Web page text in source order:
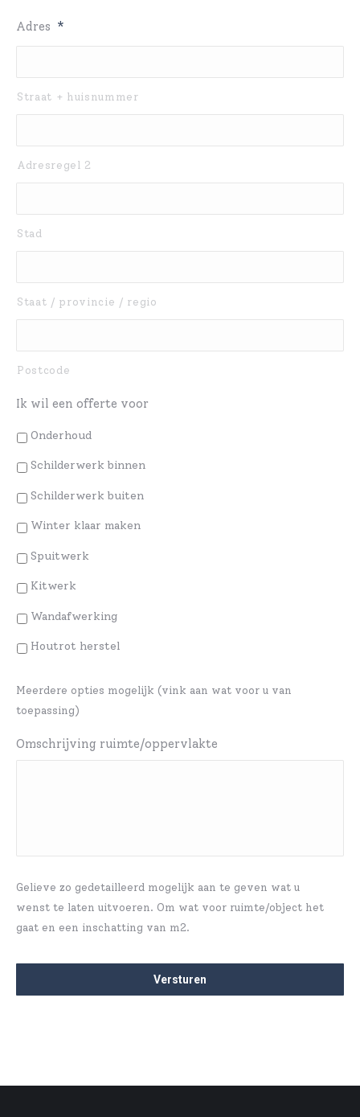
Adres *
Straat + huisnummer
Adresregel 2
Stad
Staat / provincie / regio
Postcode
Ik wil een offerte voor
Onderhoud
Schilderwerk binnen
Schilderwerk buiten
Winter klaar maken
Spuitwerk
Kitwerk
Wandafwerking
Houtrot herstel
Meerdere opties mogelijk (vink aan wat voor u van
toepassing)
Omschrijving ruimte/oppervlakte
Gelieve zo gedetailleerd mogelijk aan te geven wat u
wenst te laten uitvoeren. Om wat voor ruimte/object het
gaat en een inschatting van m2.